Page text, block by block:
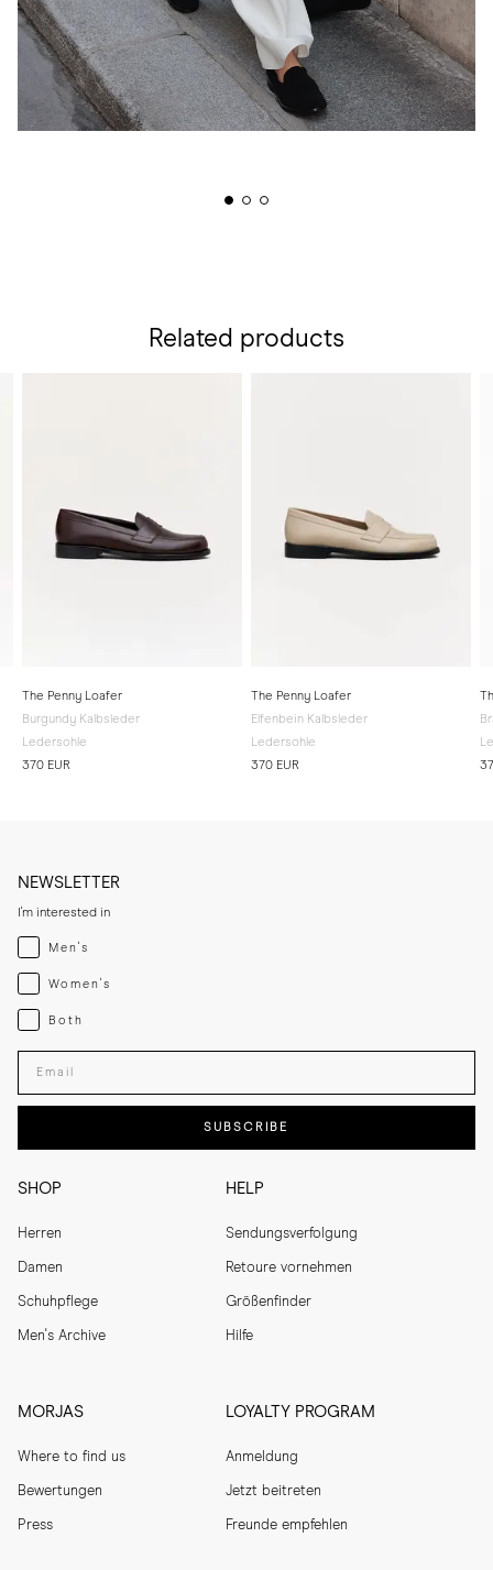
Related products
The Penny Loafer
Burgundy Kalbsleder
Ledersohle
370 EUR
The Penny Loafer
Elfenbein Kalbsleder
Ledersohle
370 EUR
SHOP
Herren
Damen
Schuhpflege
Men's Archive
HELP
Sendungsverfolgung
Retoure vornehmen
Größenfinder
Hilfe
MORJAS
Where to find us
Bewertungen
Press
LOYALTY PROGRAM
Anmeldung
Jetzt beitreten
Freunde empfehlen
NEWSLETTER
I'm interested in
Menswear
Men's
Womenswear
Women's
Both
Both
Enter your email adress
SUBSCRIBE